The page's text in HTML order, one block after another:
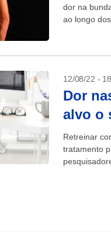
dor na
ao longo
12/08/22 -
Dor
alvo o
Retreinar
tratamento